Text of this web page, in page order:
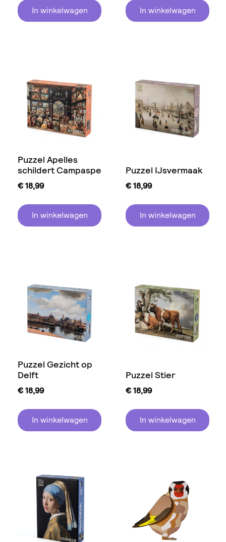
In winkelwagen In winkelwagen
Puzzel Apelles
schildert Campaspe
€18,99
In winkelwagen
Puzzel IJsvermaak
€18,99
In winkelwagen
Puzzel Gezicht op
Delft
€18,99
In winkelwagen
Puzzel Stier
€18,99
In winkelwagen